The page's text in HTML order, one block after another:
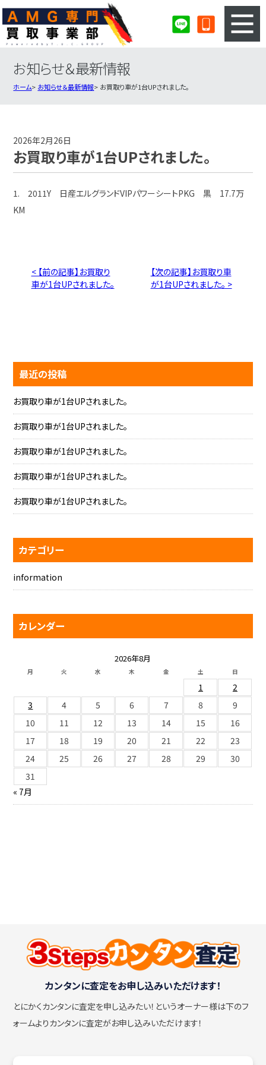
3ステップのカンタン査定
AMG買取実績
お知らせ＆最新情報
ホーム お知らせ＆最新情報 お買取り車が1台UPされました。
2026年2月26日
お買取り車が1台UPされました。
1. 2011Y 日産エルグランドVIPパワーシートPKG 黒 17.7万
KM
< 【前の記事】お買取り
車が1台UPされました。
【次の記事】お買取り車
が1台UPされました。 >
最近の投稿
お買取り車が1台UPされました。
お買取り車が1台UPされました。
お買取り車が1台UPされました。
お買取り車が1台UPされました。
お買取り車が1台UPされました。
カテゴリー
information
カレンダー
2026年8月
月 火 水 木 金 土 日
1
2
3
4 5 6 7 8
9
10
11 12 13 14 15
16
17
18 19 20 21 22
23
24
25 26 27 28 29
30
31
« 7月
カンタンに査定をお申し込みいただけます！
とにかくカンタンに査定を申し込みたい！ というオーナー様は下のフ
ォームよりカンタンに査定がお申し込みいただけます！